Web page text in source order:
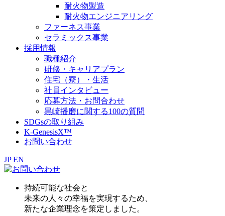
耐火物製造
耐火物エンジニアリング
ファーネス事業
セラミックス事業
採用情報
職種紹介
研修・キャリアプラン
住宅（寮）・生活
社員インタビュー
応募方法・お問合わせ
黒崎播磨に関する100の質問
SDGsの取り組み
K-GenesisX™
お問い合わせ
JP EN
持続可能な社会と
未来の人々の幸福を実現するため、
新たな企業理念を策定しました。